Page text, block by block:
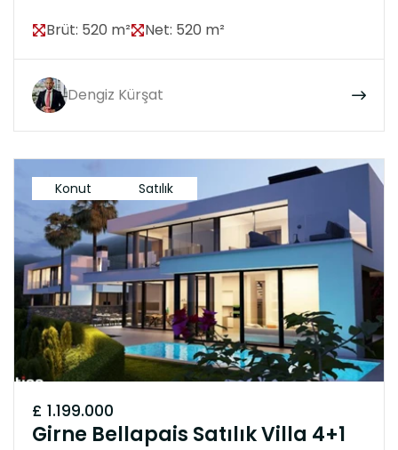
Brüt: 520 m²
Net: 520 m²
Dengiz Kürşat
Konut Satılık
£ 1.199.000
Girne Bellapais Satılık Villa 4+1